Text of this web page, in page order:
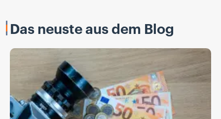
Das neuste aus dem Blog